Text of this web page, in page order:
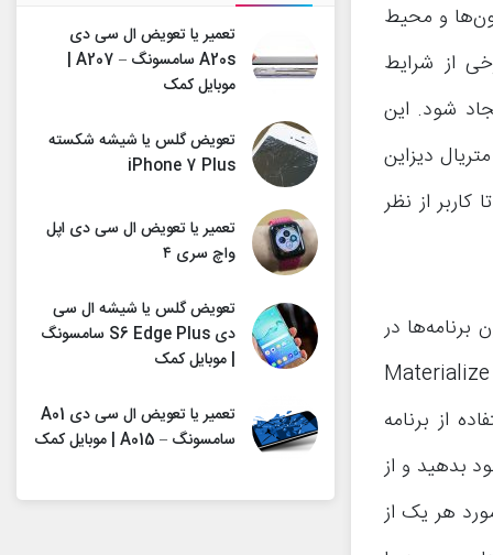
و محیط
از شرایط
شود. این
دیزاین
از نظر
برنامه‌ها در
دستگاه‌های اندرویدی را به شما عزیزان معرفی کنیم. اپلیکیشن مورد استفاده Materialize
از برنامه
بدهید و از
هر یک از
تعمیر یا تعویض ال سی دی
A20s سامسونگ – A207 |
موبایل کمک
تعویض گلس یا شیشه شکسته
iPhone 7 Plus
تعمیر یا تعویض ال سی دی اپل
واچ سری ۴
تعویض گلس یا شیشه ال سی
دی S6 Edge Plus سامسونگ
| موبایل کمک
تعمیر یا تعویض ال سی دی A01
سامسونگ – A015 | موبایل کمک